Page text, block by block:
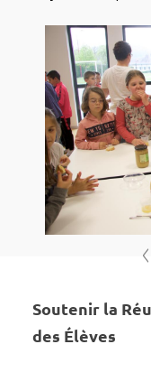
Soute­­­nir la
des Élèves